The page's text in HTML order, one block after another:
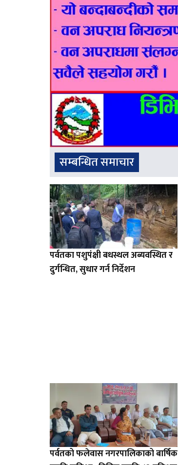
सम्बन्धित समाचार
पर्वतका पशुपंक्षी बधस्थल अब्यवस्थित र
दुर्गन्धित, सुधार गर्न निर्देशन
पर्वतको फलेवास नगरपालिकाको बार्षिक